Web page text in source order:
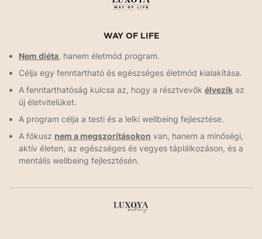
WAY OF LIFE
Nem diéta, hanem életmód program.
Célja egy fenntartható és egészséges életmód kialakítása.
A fenntarthatóság kulcsa az, hogy a résztvevők élvezik az
új életvitelüket.
A program célja a testi és a lelki wellbeing fejlesztése.
A fókusz nem a megszorításokon van, hanem a minőségi,
aktív életen, az egészséges és vegyes táplálkozáson, és a
mentális wellbeing fejlesztésén.